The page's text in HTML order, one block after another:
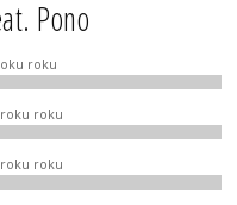
Pono
roku
roku roku
roku roku